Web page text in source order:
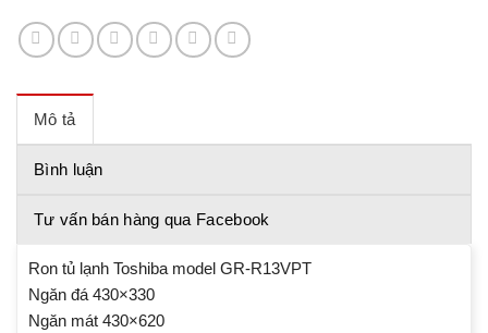
Mô tả
Bình luận
Tư vấn bán hàng qua Facebook
Ron tủ lạnh Toshiba model GR-R13VPT
Ngăn đá 430×330
Ngăn mát 430×620